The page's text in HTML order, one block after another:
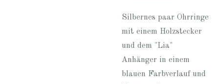
Silbernes paar Ohrringe
mit einem Holzstecker
und dem "Lia"
Anhänger in einem
blauen Farbverlauf und